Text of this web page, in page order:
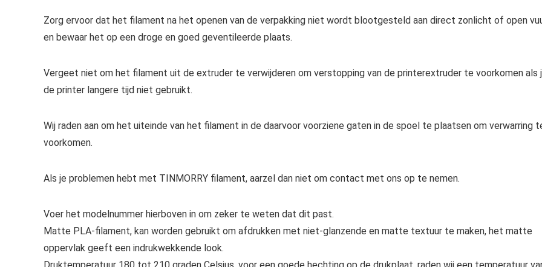
Zorg ervoor dat het filament na het openen van de verpakking niet wordt blootgesteld aan direct zonlicht of open
en bewaar het op een droge en goed geventileerde plaats.
Vergeet niet om het filament uit de extruder te verwijderen om verstopping van de printerextruder te voorkomen als
de printer langere tijd niet gebruikt.
Wij raden aan om het uiteinde van het filament in de daarvoor voorziene gaten in de spoel te plaatsen om verwarring
voorkomen.
Als je problemen hebt met TINMORRY filament, aarzel dan niet om contact met ons op te nemen.
Voer het modelnummer hierboven in om zeker te weten dat dit past.
Matte PLA-filament, kan worden gebruikt om afdrukken met niet-glanzende en matte textuur te maken, het matte
oppervlak geeft een indrukwekkende look.